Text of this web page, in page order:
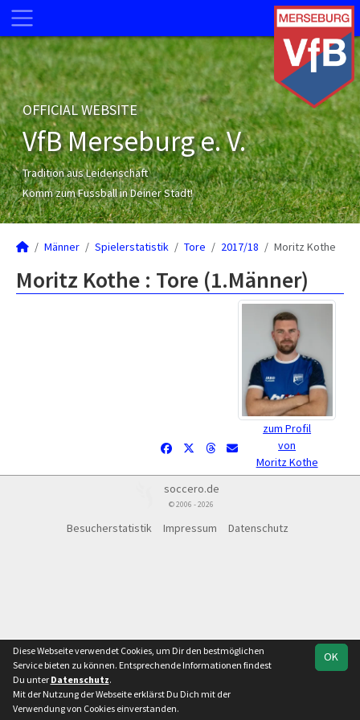
OFFICIAL WEBSITE
VfB Merseburg e. V.
Tradition aus Leidenschaft
Komm zum Fussball in Deiner Stadt!
Männer Spielerstatistik Tore 2017/18 Moritz Kothe
Moritz Kothe : Tore (1.Männer)
zum Profil
von
Moritz Kothe
soccero.de
© 2006 - 2026
Besucherstatistik Impressum Datenschutz
OK
Diese Webseite verwendet Cookies, um Dir den bestmöglichen
Service bieten zu können. Entsprechende Informationen findest
Du unter Datenschutz.
Mit der Nutzung der Webseite erklärst Du Dich mit der
Verwendung von Cookies einverstanden.